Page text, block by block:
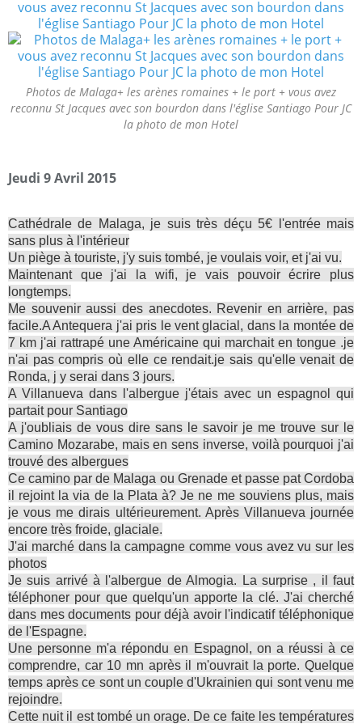
Photos de Malaga+ les arènes romaines + le port + vous avez
reconnu St Jacques avec son bourdon dans l'église Santiago Pour JC
la photo de mon Hotel
Jeudi 9 Avril 2015
Cathédrale de Malaga, je suis très déçu 5€ l'entrée mais
sans plus à l'intérieur
Un piège à touriste, j'y suis tombé, je voulais voir, et j'ai vu.
Maintenant que j'ai la wifi, je vais pouvoir écrire plus
longtemps.
Me souvenir aussi des anecdotes. Revenir en arrière, pas
facile.A Antequera j'ai pris le vent glacial, dans la montée de
7 km j'ai rattrapé une Américaine qui marchait en tongue .je
n'ai pas compris où elle ce rendait.je sais qu'elle venait de
Ronda, j y serai dans 3 jours.
A Villanueva dans l'albergue j'étais avec un espagnol qui
partait pour Santiago
A j'oubliais de vous dire sans le savoir je me trouve sur le
Camino Mozarabe, mais en sens inverse, voilà pourquoi j'ai
trouvé des albergues
Ce camino par de Malaga ou Grenade et passe pat Cordoba
il rejoint la via de la Plata à? Je ne me souviens plus, mais
je vous me dirais ultérieurement. Après Villanueva journée
encore très froide, glaciale.
J'ai marché dans la campagne comme vous avez vu sur les
photos
Je suis arrivé à l'albergue de Almogia. La surprise , il faut
téléphoner pour que quelqu'un apporte la clé. J'ai cherché
dans mes documents pour déjà avoir l'indicatif téléphonique
de l'Espagne.
Une personne m'a répondu en Espagnol, on a réussi à ce
comprendre, car 10 mn après il m'ouvrait la porte. Quelque
temps après ce sont un couple d'Ukrainien qui sont venu me
rejoindre.
Cette nuit il est tombé un orage. De ce faite les températures